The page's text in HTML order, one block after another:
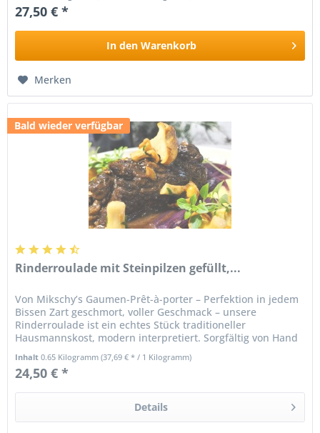
27,50 € *
In den Warenkorb
Merken
Bald wieder verfügbar
Rinderroulade mit Steinpilzen gefüllt,...
Von Mikschy’s Gaumen-Prêt-à-porter – Perfektion in jedem
Bissen Zart geschmort, voller Geschmack – unsere
Rinderroulade ist ein echtes Stück traditioneller
Hausmannskost, modern interpretiert. Sorgfältig von Hand
Inhalt0.65 Kilogramm(37,69 € * / 1 Kilogramm)
24,50 € *
Details